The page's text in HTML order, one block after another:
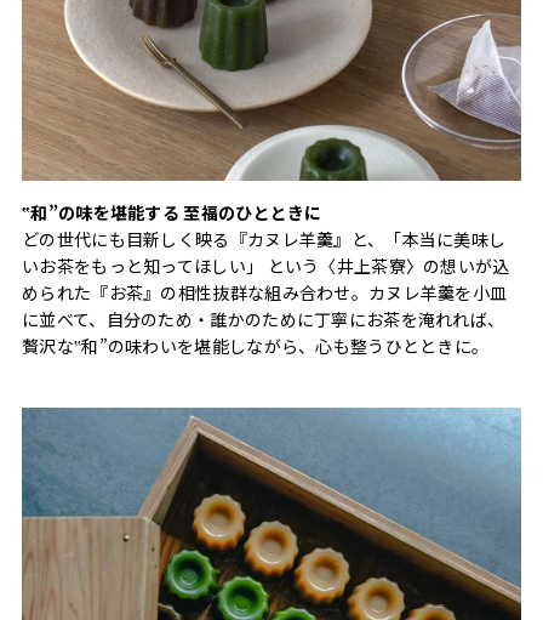
‟和”の味を堪能する 至福のひとときに
どの世代にも目新しく映る『カヌレ羊羹』と、「本当に美味し
いお茶をもっと知ってほしい」 という〈井上茶寮〉の想いが込
められた『お茶』の相性抜群な組み合わせ。カヌレ羊羹を小皿
に並べて、自分のため・誰かのために丁寧にお茶を淹れれば、
贅沢な‟和”の味わいを堪能しながら、心も整うひとときに。